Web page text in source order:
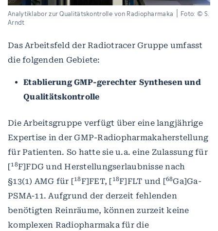
Analytiklabor zur Qualitätskontrolle von Radiopharmaka ׀ Foto: © S.
Arndt
Das Arbeitsfeld der Radiotracer Gruppe umfasst
die folgenden Gebiete:
Etablierung GMP-gerechter Synthesen und
Qualitätskontrolle
Die Arbeitsgruppe verfügt über eine langjährige
Expertise in der GMP-Radiopharmakaherstellung
für Patienten. So hatte sie u.a. eine Zulassung für
[18F]FDG und Herstellungserlaubnisse nach
§13(1) AMG für [18F]FET, [18F]FLT und [68Ga]Ga-
PSMA-11. Aufgrund der derzeit fehlenden
benötigten Reinräume, können zurzeit keine
komplexen Radiopharmaka für die